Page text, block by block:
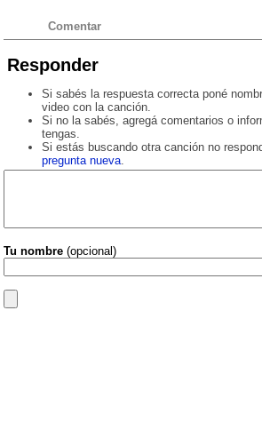
Comentar
Responder
Si sabés la respuesta correcta poné
video con la canción.
Si no la sabés, agregá comentarios o
tengas.
Si estás buscando otra canción no
pregunta nueva.
Tu nombre (opcional)